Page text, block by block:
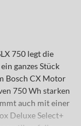
750 legt die
ganzes Stück
Bosch CX Motor
750 Wh starken
auch mit einer
Deluxe Select+